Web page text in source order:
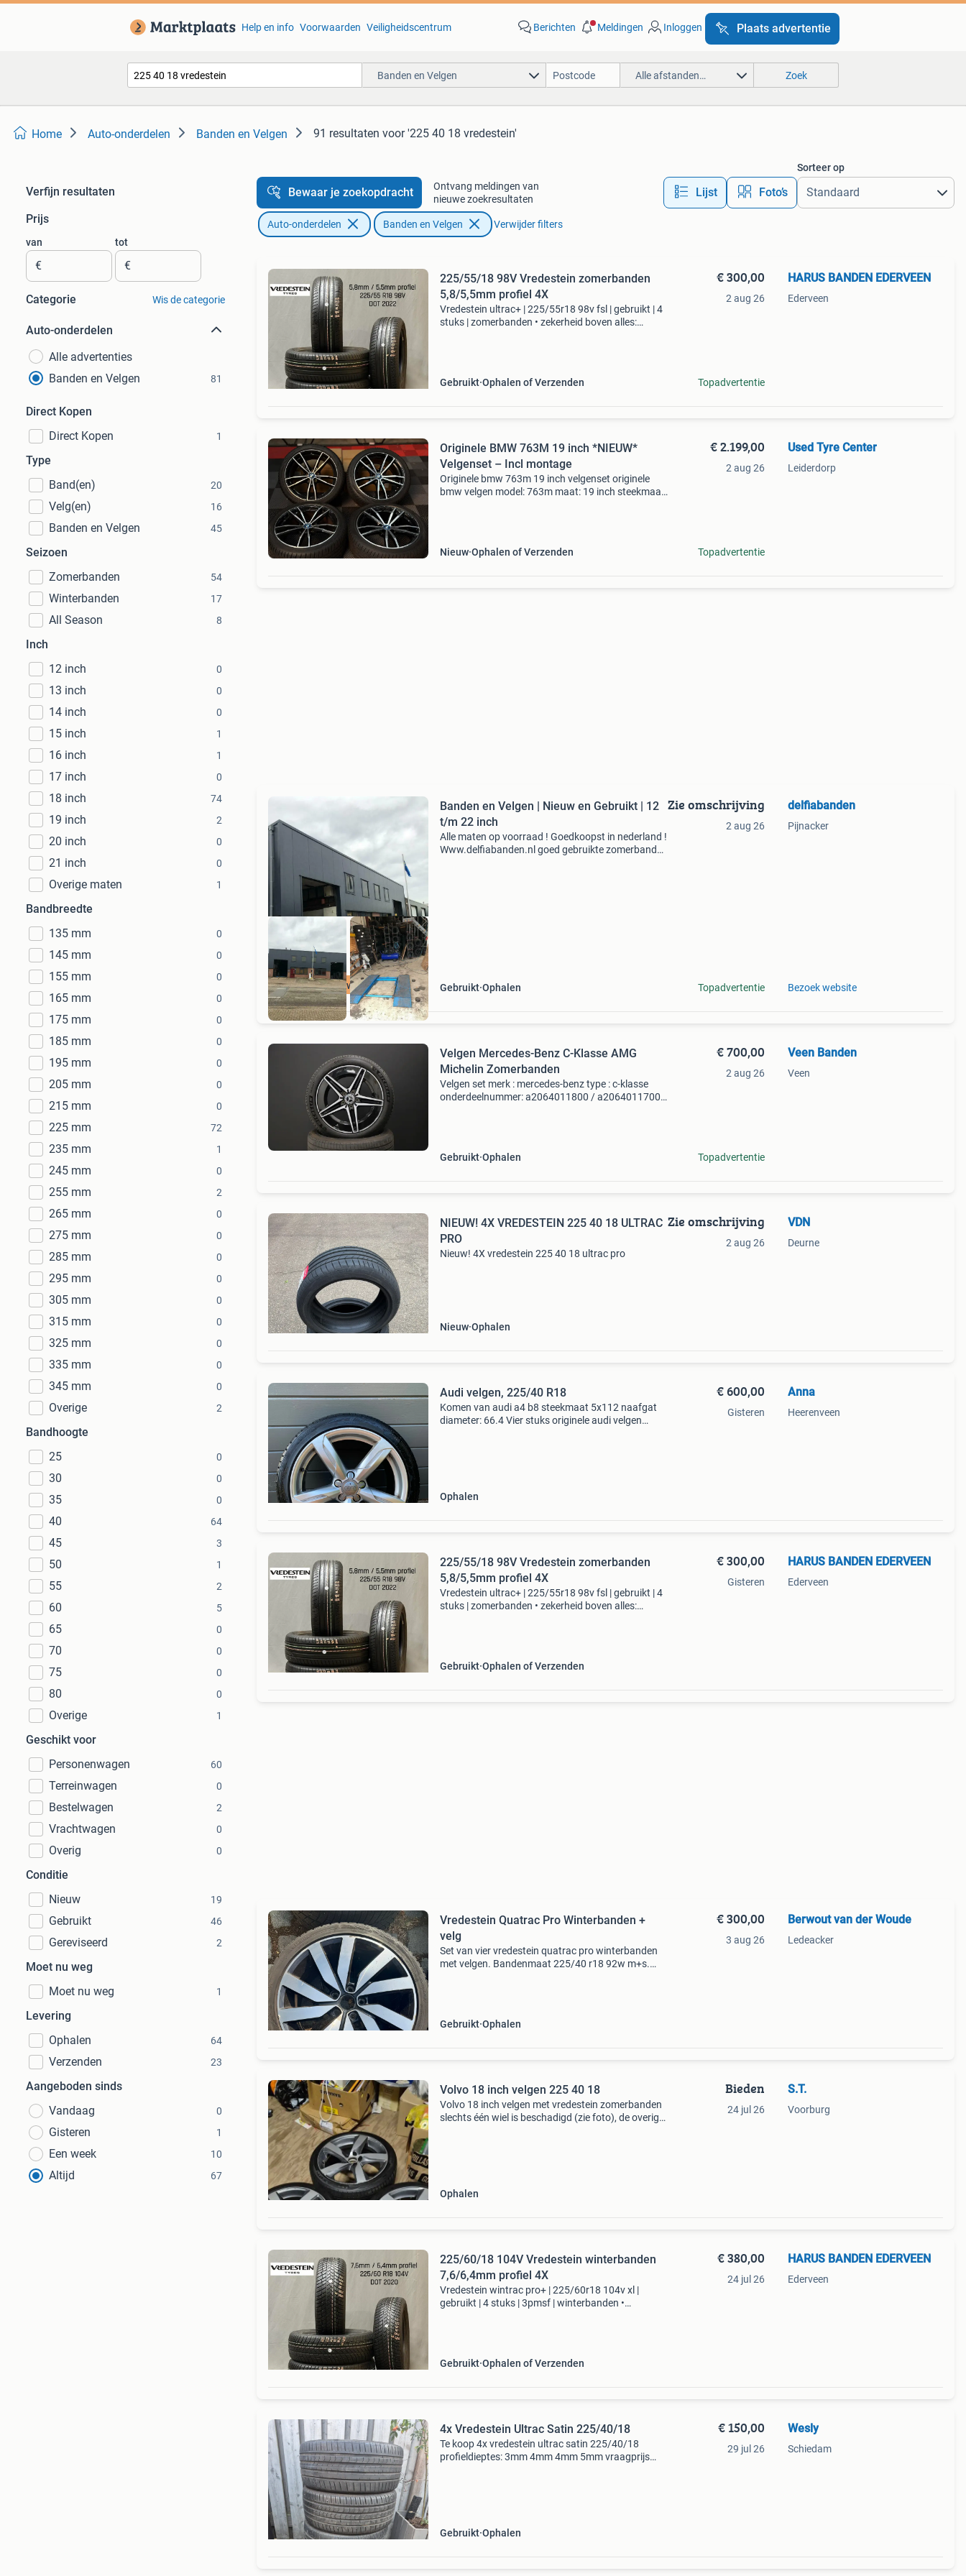
Help en info Voorwaarden Veiligheidscentrum Berichten Meldingen Inloggen Plaats advertentie
Banden en Velgen Alle afstanden… Zoek
Home Auto-onderdelen Banden en Velgen 91 resultaten voor '225 40 18 vredestein'
Verfijn resultaten
Prijs
van
€
tot
€
Categorie Wis de categorie
Auto-onderdelen
Alle advertenties
Banden en Velgen
81
Direct Kopen
Direct Kopen
1
Type
Band(en)
20
Velg(en) 16
Banden en Velgen 45
Seizoen
Zomerbanden
54
Winterbanden 17
All Season 8
Inch
12 inch
0
13 inch 0
14 inch 0
15 inch 1
16 inch 1
17 inch 0
18 inch 74
19 inch 2
20 inch 0
21 inch 0
Overige maten 1
Bandbreedte
135 mm
0
145 mm 0
155 mm 0
165 mm 0
175 mm 0
185 mm 0
195 mm 0
205 mm 0
215 mm 0
225 mm 72
235 mm 1
245 mm 0
255 mm 2
265 mm 0
275 mm 0
285 mm 0
295 mm 0
305 mm 0
315 mm 0
325 mm 0
335 mm 0
345 mm 0
Overige 2
Bandhoogte
25
0
30 0
35 0
40 64
45 3
50 1
55 2
60 5
65 0
70 0
75 0
80 0
Overige 1
Geschikt voor
Personenwagen
60
Terreinwagen 0
Bestelwagen 2
Vrachtwagen 0
Overig 0
Conditie
Nieuw
19
Gebruikt 46
Gereviseerd 2
Moet nu weg
Moet nu weg
1
Levering
Ophalen
64
Verzenden 23
Aangeboden sinds
Vandaag
0
Gisteren 1
Een week 10
Altijd 67
Bewaar je zoekopdracht
Ontvang meldingen van
nieuwe zoekresultaten
Lijst Foto’s
Sorteer op
Auto-onderdelen Banden en Velgen Verwijder filters
225/55/18 98V Vredestein zomerbanden
5,8/5,5mm profiel 4X
Vredestein ultrac+ | 225/55r18 98v fsl | gebruikt | 4
stuks | zomerbanden • zekerheid boven alles:
Gebruikt Ophalen of Verzenden
€ 300,00
2 aug 26
Topadvertentie
HARUS BANDEN EDERVEEN
Ederveen
Originele BMW 763M 19 inch *NIEUW*
Velgenset – Incl montage
Originele bmw 763m 19 inch velgenset originele
bmw velgen model: 763m maat: 19 inch steekmaat:
Nieuw Ophalen of Verzenden
€ 2.199,00
2 aug 26
Topadvertentie
Used Tyre Center
Leiderdorp
Hoge kwaliteit
Banden en Velgen | Nieuw en Gebruikt | 12
t/m 22 inch
Alle maten op voorraad ! Goedkoopst in nederland !
Www.delfiabanden.nl goed gebruikte zomerbanden
Gebruikt Ophalen
Zie omschrijving
2 aug 26
Topadvertentie
delfiabanden
Pijnacker
Bezoek website
Velgen Mercedes-Benz C-Klasse AMG
Michelin Zomerbanden
Velgen set merk : mercedes-benz type : c-klasse
onderdeelnummer: a2064011800 / a2064011700
Gebruikt Ophalen
€ 700,00
2 aug 26
Topadvertentie
Veen Banden
Veen
NIEUW! 4X VREDESTEIN 225 40 18 ULTRAC
PRO
Nieuw! 4X vredestein 225 40 18 ultrac pro
Nieuw Ophalen
Zie omschrijving
2 aug 26
VDN
Deurne
Audi velgen, 225/40 R18
Komen van audi a4 b8 steekmaat 5x112 naafgat
diameter: 66.4 Vier stuks originele audi velgen
Ophalen
€ 600,00
Gisteren
Anna
Heerenveen
225/55/18 98V Vredestein zomerbanden
5,8/5,5mm profiel 4X
Vredestein ultrac+ | 225/55r18 98v fsl | gebruikt | 4
stuks | zomerbanden • zekerheid boven alles:
Gebruikt Ophalen of Verzenden
€ 300,00
Gisteren
HARUS BANDEN EDERVEEN
Ederveen
Vredestein Quatrac Pro Winterbanden +
velg
Set van vier vredestein quatrac pro winterbanden
met velgen. Bandenmaat 225/40 r18 92w m+s.
Gebruikt Ophalen
€ 300,00
3 aug 26
Berwout van der Woude
Ledeacker
Volvo 18 inch velgen 225 40 18
Volvo 18 inch velgen met vredestein zomerbanden
slechts één wiel is beschadigd (zie foto), de overige
Ophalen
Bieden
24 jul 26
S.T.
Voorburg
225/60/18 104V Vredestein winterbanden
7,6/6,4mm profiel 4X
Vredestein wintrac pro+ | 225/60r18 104v xl |
gebruikt | 4 stuks | 3pmsf | winterbanden •
Gebruikt Ophalen of Verzenden
€ 380,00
24 jul 26
HARUS BANDEN EDERVEEN
Ederveen
4x Vredestein Ultrac Satin 225/40/18
Te koop 4x vredestein ultrac satin 225/40/18
profieldieptes: 3mm 4mm 4mm 5mm vraagprijs
Gebruikt Ophalen
€ 150,00
29 jul 26
Wesly
Schiedam